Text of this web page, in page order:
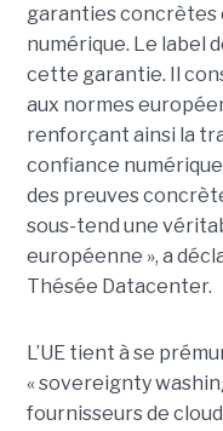
garanties concrètes
numérique. Le label
cette garantie. Il
aux normes
renforçant ainsi la
confiance
des preuves
sous-tend une
européenne », a
Thésée Datacenter.
L’UE tient à se
« sovereignty
fournisseurs de